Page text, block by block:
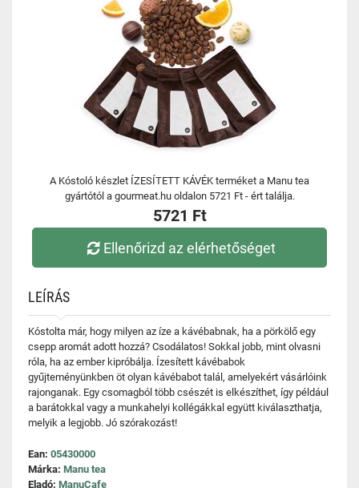
A Kóstoló készlet ÍZESÍTETT KÁVÉK terméket a Manu tea
gyártótól a gourmeat.hu oldalon 5721 Ft - ért találja.
5721 Ft
Ellenőrizd az elérhetőséget
LEÍRÁS
Kóstolta már, hogy milyen az íze a kávébabnak, ha a pörkölő egy
csepp aromát adott hozzá? Csodálatos! Sokkal jobb, mint olvasni
róla, ha az ember kipróbálja. Ízesített kávébabok
gyűjteményünkben öt olyan kávébabot talál, amelyekért vásárlóink
rajonganak. Egy csomagból több csészét is elkészíthet, így például
a barátokkal vagy a munkahelyi kollégákkal együtt kiválaszthatja,
melyik a legjobb. Jó szórakozást!
Ean: 05430000
Márka: Manu tea
Eladó: ManuCafe